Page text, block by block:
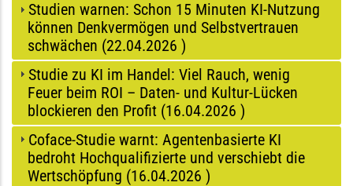
Studien warnen: Schon 15 Minuten KI-Nutzung
können Denkvermögen und Selbstvertrauen
schwächen (22.04.2026 )
Studie zu KI im Handel: Viel Rauch, wenig
Feuer beim ROI – Daten- und Kultur-Lücken
blockieren den Profit (16.04.2026 )
Coface-Studie warnt: Agentenbasierte KI
bedroht Hochqualifizierte und verschiebt die
Wertschöpfung (16.04.2026 )